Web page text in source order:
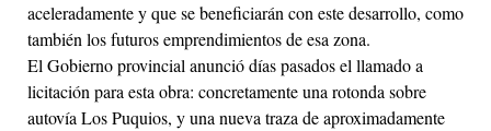
aceleradamente y que se beneficiarán con este desarrollo, como
también los futuros emprendimientos de esa zona.
El Gobierno provincial anunció días pasados el llamado a
licitación para esta obra: concretamente una rotonda sobre
autovía Los Puquios, y una nueva traza de aproximadamente